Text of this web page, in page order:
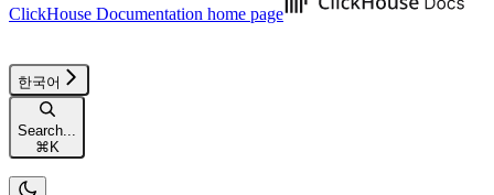
ClickHouse Documentation home page
한국어
Search...
⌘ K